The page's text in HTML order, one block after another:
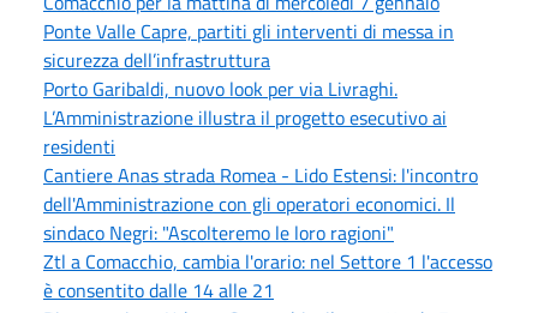
Ponte Valle Capre, partiti gli interventi di messa in
sicurezza dell’infrastruttura
Porto Garibaldi, nuovo look per via Livraghi.
L’Amministrazione illustra il progetto esecutivo ai
residenti
Cantiere Anas strada Romea - Lido Estensi: l'incontro
dell'Amministrazione con gli operatori economici. Il
sindaco Negri: "Ascolteremo le loro ragioni"
Ztl a Comacchio, cambia l'orario: nel Settore 1 l'accesso
è consentito dalle 14 alle 21